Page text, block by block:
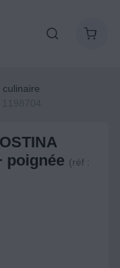
culinaire
poignée (réf :